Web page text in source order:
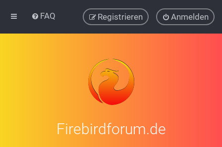
FAQ Anmelden
Registrieren
Firebirdforum.de